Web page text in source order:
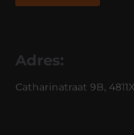
Adres:
Catharinatraat 9B,